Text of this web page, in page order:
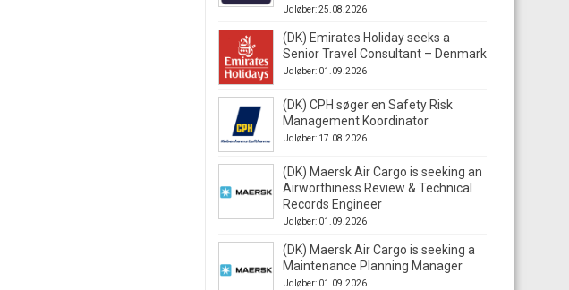
Udløber: 25.08.2026
(DK) Emirates Holiday seeks a
Senior Travel Consultant – Denmark
Udløber: 01.09.2026
(DK) CPH søger en Safety Risk
Management Koordinator
Udløber: 17.08.2026
(DK) Maersk Air Cargo is seeking an
Airworthiness Review & Technical
Records Engineer
Udløber: 01.09.2026
(DK) Maersk Air Cargo is seeking a
Maintenance Planning Manager
Udløber: 01.09.2026